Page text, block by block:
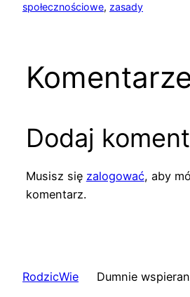
społecznościowe, zasady
Dodaj
Musisz się zalogować, aby
komentarz.
RodzicWie Dumnie